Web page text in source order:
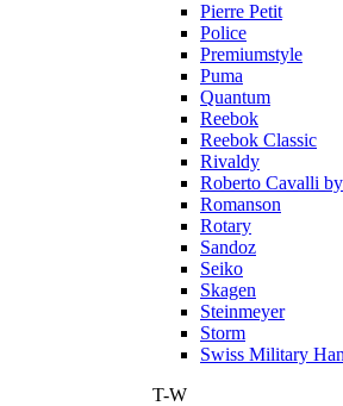
Pierre Petit
Police
Premiumstyle
Puma
Quantum
Reebok
Reebok Classic
Rivaldy
Roberto Cavalli
Romanson
Rotary
Sandoz
Seiko
Skagen
Steinmeyer
Storm
Swiss Military
T-W